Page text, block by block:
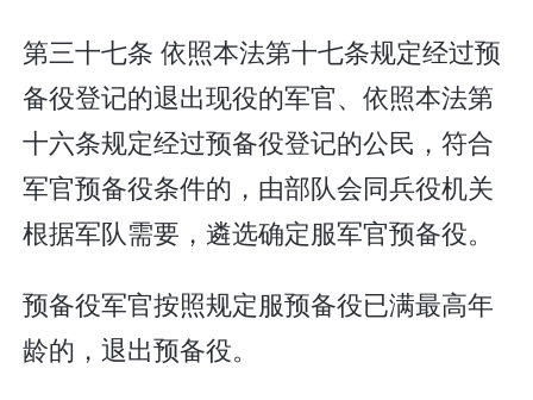
第三十七条 依照本法第十七条规定经过预
备役登记的退出现役的军官、依照本法第
十六条规定经过预备役登记的公民，符合
军官预备役条件的，由部队会同兵役机关
根据军队需要，遴选确定服军官预备役。
预备役军官按照规定服预备役已满最高年
龄的，退出预备役。